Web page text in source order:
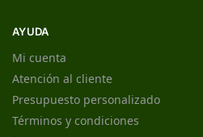
AYUDA
Mi cuenta
Atención al cliente
Presupuesto personalizado
Términos y condiciones